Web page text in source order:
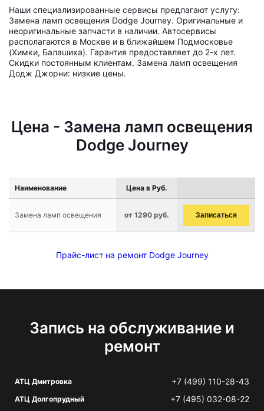
Наши специализированные сервисы предлагают услугу:
Замена ламп освещения Dodge Journey. Оригинальные и
неоригинальные запчасти в наличии. Автосервисы
располагаются в Москве и в ближайшем Подмосковье
(Химки, Балашиха). Гарантия предоставляет до 2-х лет.
Скидки постоянным клиентам. Замена ламп освещения
Додж Джорни: низкие цены.
Цена - Замена ламп освещения
Dodge Journey
Наименование Цена в Руб.
Замена ламп освещения от 1290 руб. Записаться
Прайс-лист на ремонт Dodge Journey
Запись на обслуживание и
ремонт
АТЦ Дмитровка +7 (499) 110-28-43
АТЦ Долгопрудный +7 (495) 032-08-22